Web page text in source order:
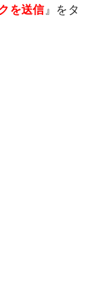
を送信』をタ